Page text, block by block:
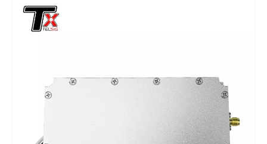
garantie d'un an et offrons un support technique à